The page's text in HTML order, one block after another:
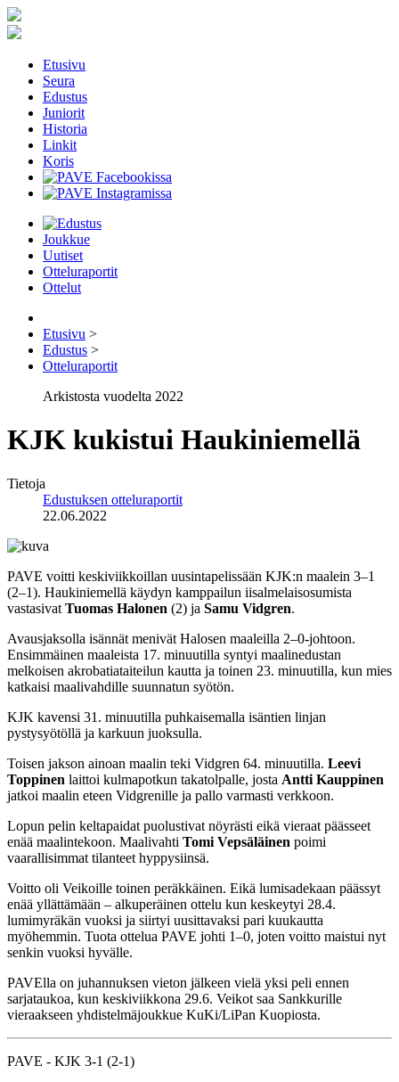
Etusivu
Seura
Edustus
Juniorit
Historia
Linkit
Koris
Joukkue
Uutiset
Otteluraportit
Ottelut
Etusivu >
Edustus >
Otteluraportit
Arkistosta vuodelta 2022
KJK kukistui Haukiniemellä
Tietoja
Edustuksen otteluraportit
22.06.2022
PAVE voitti keskiviikkoillan uusintapelissään KJK:n maalein 3–1
(2–1). Haukiniemellä käydyn kamppailun iisalmelaisosumista
vastasivat Tuomas Halonen (2) ja Samu Vidgren.
Avausjaksolla isännät menivät Halosen maaleilla 2–0-johtoon.
Ensimmäinen maaleista 17. minuutilla syntyi maalinedustan
melkoisen akrobatiataiteilun kautta ja toinen 23. minuutilla, kun mies
katkaisi maalivahdille suunnatun syötön.
KJK kavensi 31. minuutilla puhkaisemalla isäntien linjan
pystysyötöllä ja karkuun juoksulla.
Toisen jakson ainoan maalin teki Vidgren 64. minuutilla. Leevi
Toppinen laittoi kulmapotkun takatolpalle, josta Antti Kauppinen
jatkoi maalin eteen Vidgrenille ja pallo varmasti verkkoon.
Lopun pelin keltapaidat puolustivat nöyrästi eikä vieraat päässeet
enää maalintekoon. Maalivahti Tomi Vepsäläinen poimi
vaarallisimmat tilanteet hyppysiinsä.
Voitto oli Veikoille toinen peräkkäinen. Eikä lumisadekaan päässyt
enää yllättämään – alkuperäinen ottelu kun keskeytyi 28.4.
lumimyräkän vuoksi ja siirtyi uusittavaksi pari kuukautta
myöhemmin. Tuota ottelua PAVE johti 1–0, joten voitto maistui nyt
senkin vuoksi hyvälle.
PAVElla on juhannuksen vieton jälkeen vielä yksi peli ennen
sarjataukoa, kun keskiviikkona 29.6. Veikot saa Sankkurille
vieraakseen yhdistelmäjoukkue KuKi/LiPan Kuopiosta.
PAVE - KJK 3-1 (2-1)